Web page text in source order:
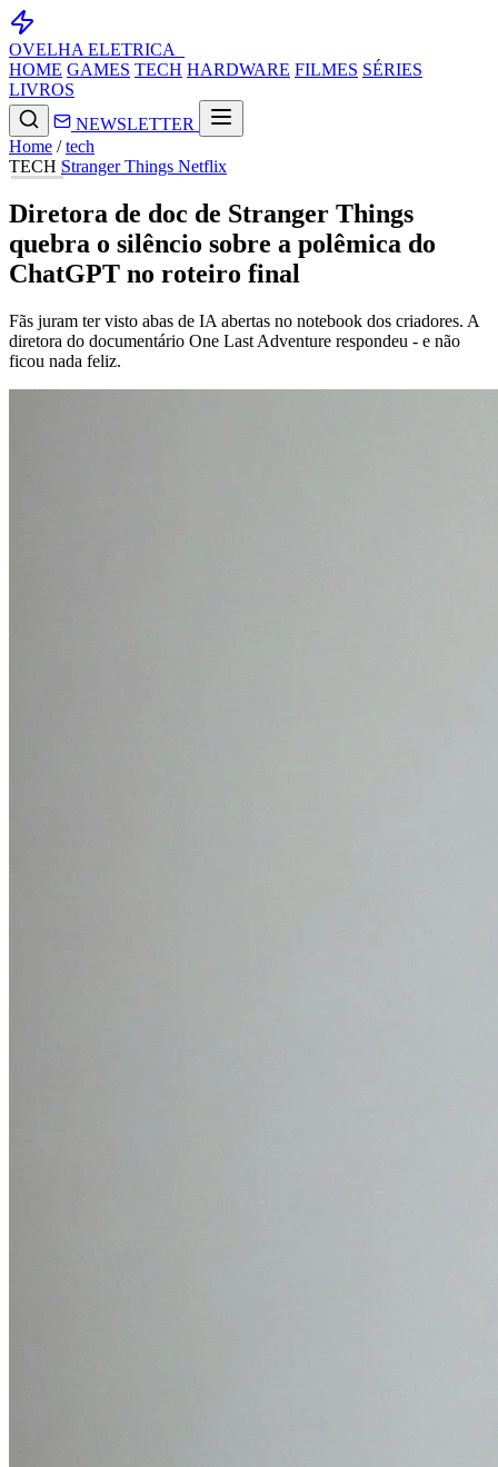
OVELHA ELETRICA_
HOME GAMES TECH HARDWARE FILMES SÉRIES
LIVROS
NEWSLETTER
Home / tech
TECH Stranger Things Netflix
Diretora de doc de Stranger Things
quebra o silêncio sobre a polêmica do
ChatGPT no roteiro final
Fãs juram ter visto abas de IA abertas no notebook dos criadores. A
diretora do documentário One Last Adventure respondeu - e não
ficou nada feliz.